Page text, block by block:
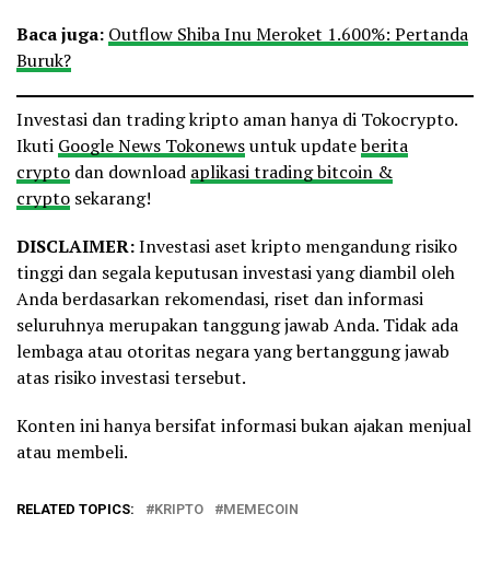
Baca juga: Outflow Shiba Inu Meroket 1.600%: Pertanda
Buruk?
Investasi dan trading kripto aman hanya di Tokocrypto.
Ikuti Google News Tokonewsuntuk updateberita
crypto dan download aplikasi trading bitcoin &
crypto sekarang!
DISCLAIMER:Investasi aset kripto mengandung risiko
tinggi dan segala keputusan investasi yang diambil oleh
Anda berdasarkan rekomendasi, riset dan informasi
seluruhnya merupakan tanggung jawab Anda. Tidak ada
lembaga atau otoritas negara yang bertanggung jawab
atas risiko investasi tersebut.
Konten ini hanya bersifat informasi bukan ajakan menjual
atau membeli.
RELATED TOPICS: KRIPTO MEMECOIN